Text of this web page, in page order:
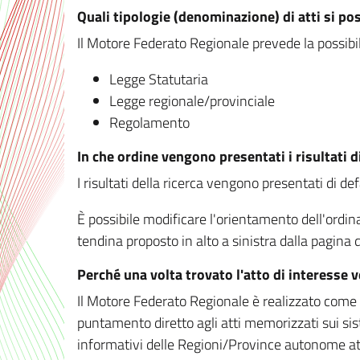
Quali tipologie (denominazione) di atti si
Il Motore Federato Regionale prevede la
Legge Statutaria
Legge regionale/provinciale
Regolamento
In che ordine vengono presentati i risultati
I risultati della ricerca vengono presentati di
È possibile modificare l'orientamento
tendina proposto in alto a sinistra dalla pagina
Perché una volta trovato l'atto di interesse
Il Motore Federato Regionale è realizzato
puntamento diretto agli atti memorizzati sui
informativi delle Regioni/Province autonome